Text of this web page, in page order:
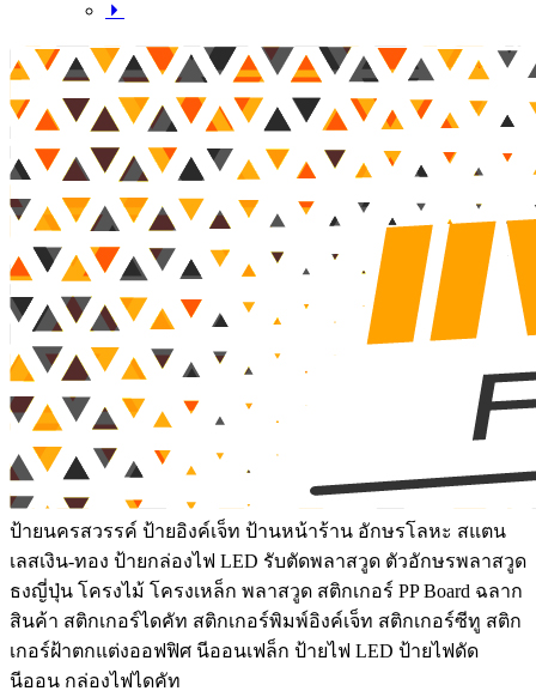
ป้ายนครสวรรค์ ป้ายอิงค์เจ็ท ป้านหน้าร้าน อักษรโลหะ สแตน
เลสเงิน-ทอง ป้ายกล่องไฟ LED รับตัดพลาสวูด ตัวอักษรพลาสวูด
ธงญี่ปุ่น โครงไม้ โครงเหล็ก พลาสวูด สติกเกอร์ PP Board ฉลาก
สินค้า สติกเกอร์ไดคัท สติกเกอร์พิมพ์อิงค์เจ็ท สติกเกอร์ซีทู สติก
เกอร์ฝ้าตกแต่งออฟฟิศ นีออนเฟล็ก ป้ายไฟ LED ป้ายไฟดัด
นีออน กล่องไฟไดคัท